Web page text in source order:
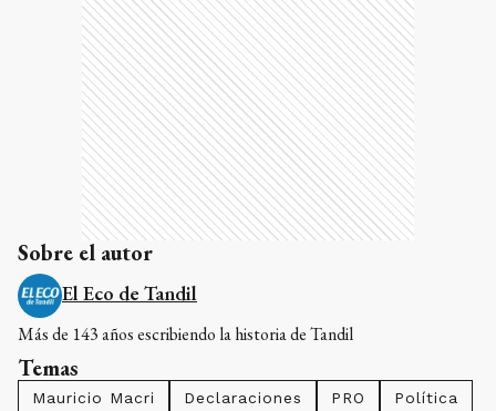
Sobre el autor
El Eco de Tandil
Más de 143 años escribiendo la historia de Tandil
Temas
Mauricio Macri Declaraciones PRO Política